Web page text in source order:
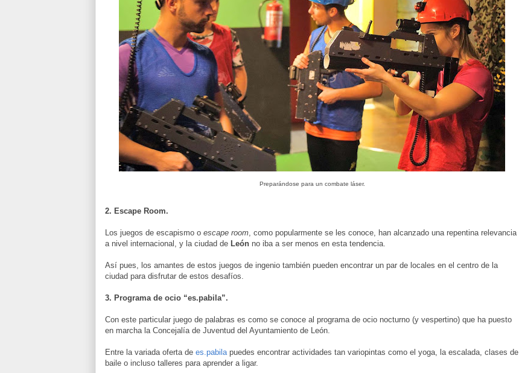
Preparándose para un combate láser.
2. Escape Room.
Los juegos de escapismo o escape room , como popularmente se les conoce, han alcanzado una repentina relevancia
a nivel internacional, y la ciudad de León no iba a ser menos en esta tendencia.
Así pues, los amantes de estos juegos de ingenio también pueden encontrar un par de locales en el centro de la
ciudad para disfrutar de estos desafíos.
3. Programa de ocio “es.pabila”.
Con este particular juego de palabras es como se conoce al programa de ocio nocturno (y vespertino) que ha puesto
en marcha la Concejalía de Juventud del Ayuntamiento de León.
Entre la variada oferta de es.pabila puedes encontrar actividades tan variopintas como el yoga, la escalada, clases de
baile o incluso talleres para aprender a ligar.